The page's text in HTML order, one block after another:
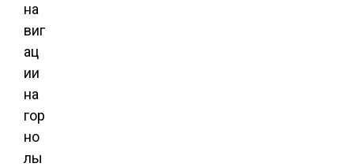
на
виг
ац
ии
на
гор
но
лы